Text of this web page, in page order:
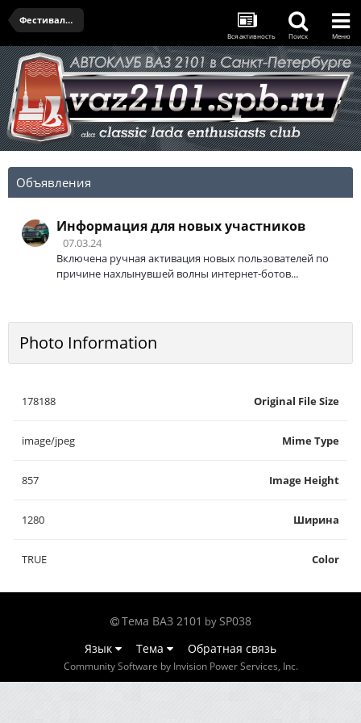
Фестиваль "АвтоРетроВече" 2023
Вся активность Поиск Меню
Объявления
Информация для новых участников
07.03.24
Включена ручная активация новых пользователей по
причине нахлынувшей волны интернет-ботов...
Photo Information
Original File Size
178188
Mime Type
image/jpeg
Image Height
857
Ширина
1280
Color
TRUE
Тема ВАЗ 2101 by SP038
Язык
Тема Обратная связь
Community Software by Invision Power Services, Inc.